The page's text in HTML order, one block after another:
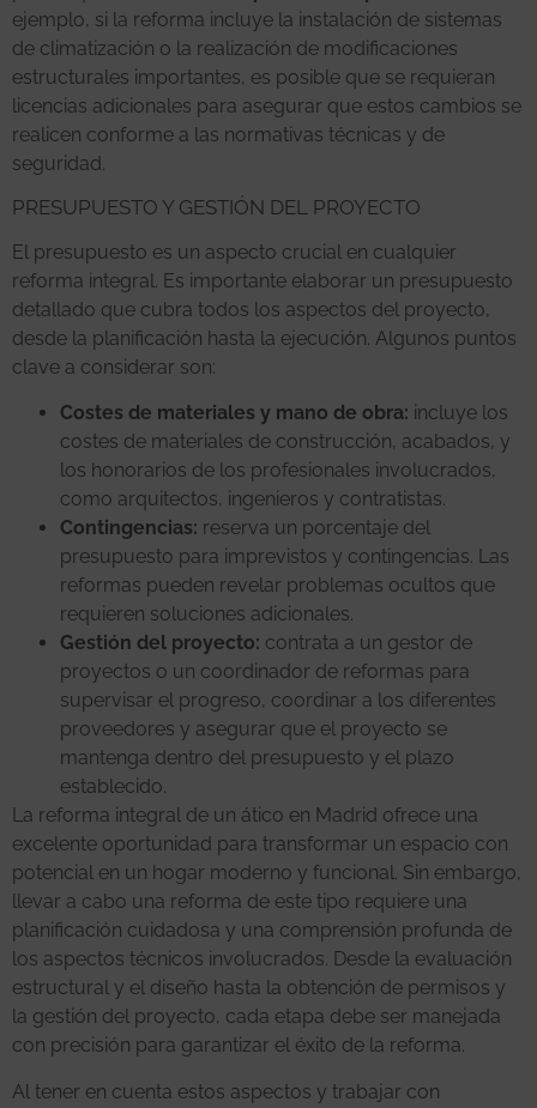
ejemplo, si la reforma incluye la instalación de sistemas
de climatización o la realización de modificaciones
estructurales importantes, es posible que se requieran
licencias adicionales para asegurar que estos cambios se
realicen conforme a las normativas técnicas y de
seguridad.
PRESUPUESTO Y GESTIÓN DEL PROYECTO
El presupuesto es un aspecto crucial en cualquier
reforma integral. Es importante elaborar un presupuesto
detallado que cubra todos los aspectos del proyecto,
desde la planificación hasta la ejecución. Algunos puntos
clave a considerar son:
Costes de materiales y mano de obra: incluye los
costes de materiales de construcción, acabados, y
los honorarios de los profesionales involucrados,
como arquitectos, ingenieros y contratistas.
Contingencias: reserva un porcentaje del
presupuesto para imprevistos y contingencias. Las
reformas pueden revelar problemas ocultos que
requieren soluciones adicionales.
Gestión del proyecto: contrata a un gestor de
proyectos o un coordinador de reformas para
supervisar el progreso, coordinar a los diferentes
proveedores y asegurar que el proyecto se
mantenga dentro del presupuesto y el plazo
establecido.
La reforma integral de un ático en Madrid ofrece una
excelente oportunidad para transformar un espacio con
potencial en un hogar moderno y funcional. Sin embargo,
llevar a cabo una reforma de este tipo requiere una
planificación cuidadosa y una comprensión profunda de
los aspectos técnicos involucrados. Desde la evaluación
estructural y el diseño hasta la obtención de permisos y
la gestión del proyecto, cada etapa debe ser manejada
con precisión para garantizar el éxito de la reforma.
Al tener en cuenta estos aspectos y trabajar con